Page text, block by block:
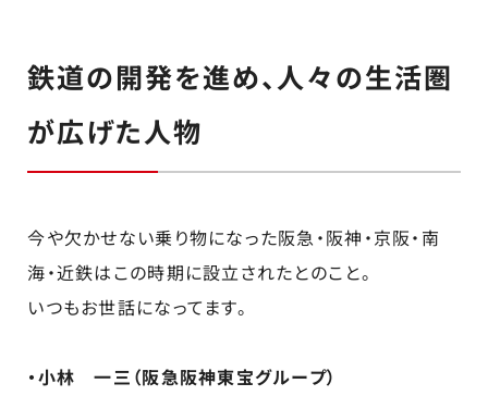
鉄道の開発を進め、人々の生活圏
が広げた人物
今や欠かせない乗り物になった阪急・阪神・京阪・南
海・近鉄はこの時期に設立されたとのこと。
いつもお世話になってます。
・小林 一三（阪急阪神東宝グループ）